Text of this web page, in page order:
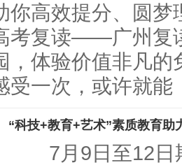
你高效提分、圆
复读——广州复读
，体验价值非凡
受一次，或许就能
“科技+教育+艺术”素质教育助
7月9日至12日